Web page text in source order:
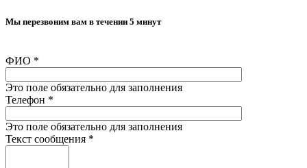
Мы перезвоним вам в течении 5 минут
ФИО *
Это поле обязательно для заполнения
Телефон *
Это поле обязательно для заполнения
Текст сообщения *